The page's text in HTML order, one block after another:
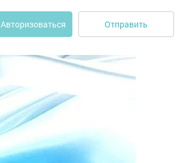
Авторизоваться Отправить